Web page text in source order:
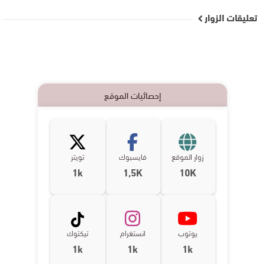
تعليقات الزوار
إحصائيات الموقع
زوار الموقع
10K
فايسبوك
1,5K
تويتر
1k
يوتوب
1k
انستغرام
1k
تيكتوك
1k